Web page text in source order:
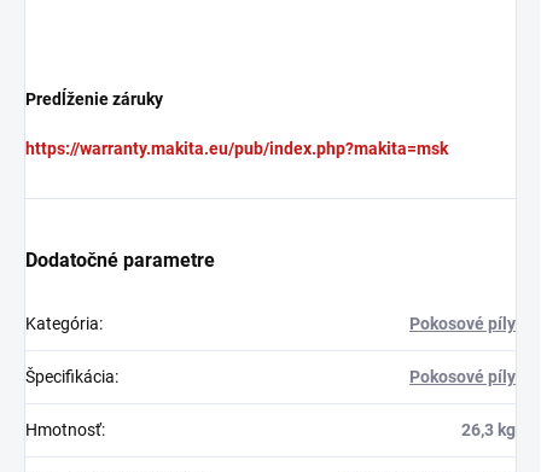
Predĺženie záruky
https://warranty.makita.eu/pub/index.php?makita=msk
Dodatočné parametre
Kategória: Pokosové píly
Špecifikácia: Pokosové píly
Hmotnosť: 26,3 kg